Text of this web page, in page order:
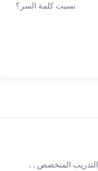
نسيت كلمة السر؟
المتخصص . .